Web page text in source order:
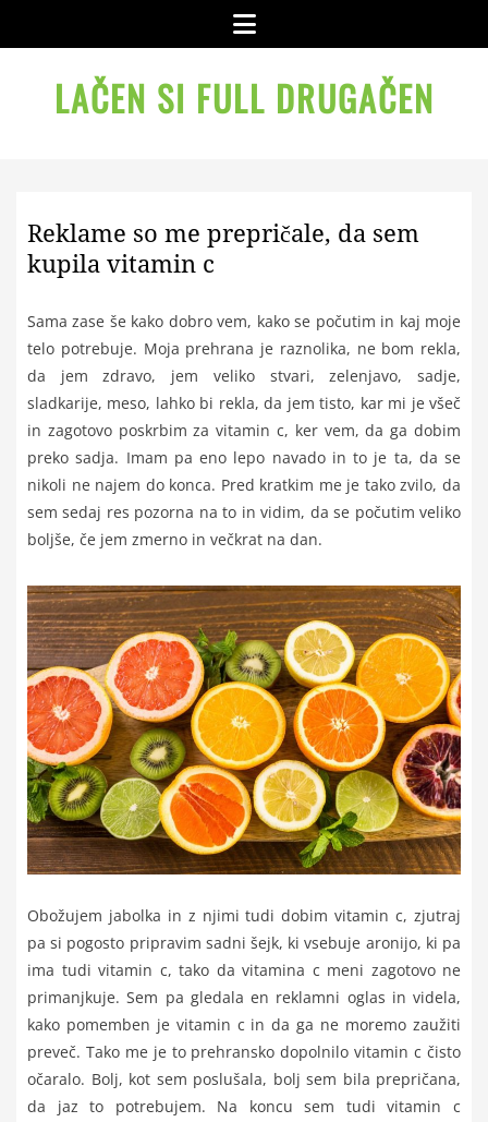
Menu
LAČEN SI FULL DRUGAČEN
Reklame so me prepričale, da sem
kupila vitamin c
Sama zase še kako dobro vem, kako se počutim in kaj moje
telo potrebuje. Moja prehrana je raznolika, ne bom rekla,
da jem zdravo, jem veliko stvari, zelenjavo, sadje,
sladkarije, meso, lahko bi rekla, da jem tisto, kar mi je všeč
in zagotovo poskrbim za vitamin c, ker vem, da ga dobim
preko sadja. Imam pa eno lepo navado in to je ta, da se
nikoli ne najem do konca. Pred kratkim me je tako zvilo, da
sem sedaj res pozorna na to in vidim, da se počutim veliko
boljše, če jem zmerno in večkrat na dan.
Obožujem jabolka in z njimi tudi dobim vitamin c, zjutraj
pa si pogosto pripravim sadni šejk, ki vsebuje aronijo, ki pa
ima tudi vitamin c, tako da vitamina c meni zagotovo ne
primanjkuje. Sem pa gledala en reklamni oglas in videla,
kako pomemben je vitamin c in da ga ne moremo zaužiti
preveč. Tako me je to prehransko dopolnilo vitamin c čisto
očaralo. Bolj, kot sem poslušala, bolj sem bila prepričana,
da jaz to potrebujem. Na koncu sem tudi vitamin c